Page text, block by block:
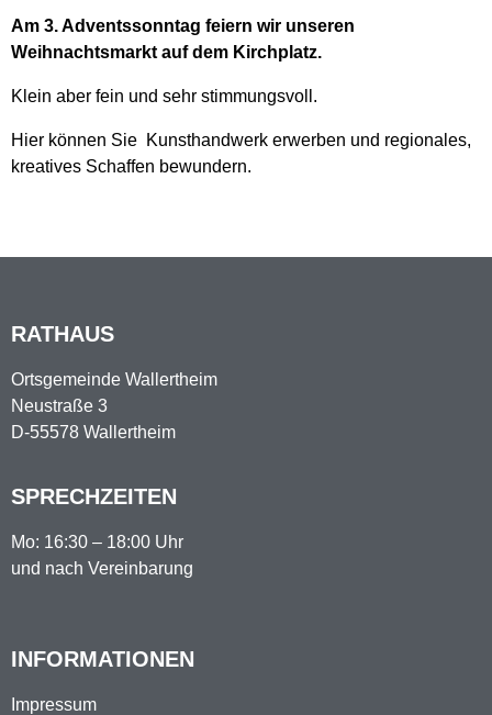
Am 3. Adventssonntag feiern wir unseren
Weihnachtsmarkt auf dem Kirchplatz.
Klein aber fein und sehr stimmungsvoll.
Hier können Sie Kunsthandwerk erwerben und regionales,
kreatives Schaffen bewundern.
RATHAUS
Ortsgemeinde Wallertheim
Neustraße 3
D-55578 Wallertheim
SPRECHZEITEN
Mo: 16:30 – 18:00 Uhr
und nach Vereinbarung
INFORMATIONEN
Impressum